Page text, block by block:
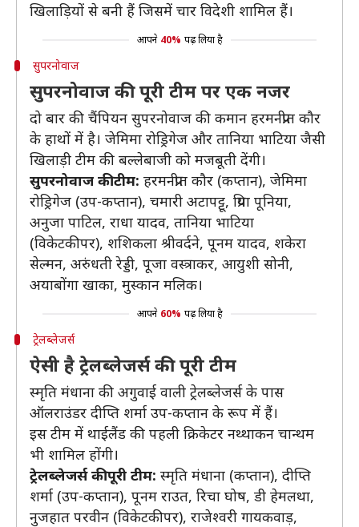
खिलाड़ियों से बनी हैं जिसमें चार विदेशी शामिल हैं।
आपने 40% पढ़ लिया है
सुपरनोवाज
सुपरनोवाज की पूरी टीम पर एक नजर
दो बार की चैंपियन सुपरनोवाज की कमान हरमनप्रीत कौर
के हाथों में है। जेमिमा रोड्रिगेज और तानिया भाटिया जैसी
खिलाड़ी टीम की बल्लेबाजी को मजबूती देंगी।
सुपरनोवाज की टीम: हरमनप्रीत कौर (कप्तान), जेमिमा
रोड्रिगेज (उप-कप्तान), चमारी अटापट्टू, प्रिया पूनिया,
अनुजा पाटिल, राधा यादव, तानिया भाटिया
(विकेटकीपर), शशिकला श्रीवर्दने, पूनम यादव, शकेरा
सेल्मन, अरुंधती रेड्डी, पूजा वस्त्राकर, आयुशी सोनी,
अयाबोंगा खाका, मुस्कान मलिक।
आपने 60% पढ़ लिया है
ट्रेलब्लेजर्स
ऐसी है ट्रेलब्लेजर्स की पूरी टीम
स्मृति मंधाना की अगुवाई वाली ट्रेलब्लेजर्स के पास
ऑलराउंडर दीप्ति शर्मा उप-कप्तान के रूप में हैं।
इस टीम में थाईलैंड की पहली क्रिकेटर नथ्थाकन चान्थम
भी शामिल होंगी।
ट्रेलब्लेजर्स की पूरी टीम: स्मृति मंधाना (कप्तान), दीप्ति
शर्मा (उप-कप्तान), पूनम राउत, रिचा घोष, डी हेमलथा,
नुजहात परवीन (विकेटकीपर), राजेश्वरी गायकवाड़,